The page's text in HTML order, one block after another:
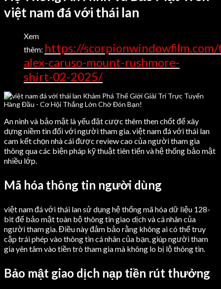
việt nam đá với thái lan
Xem
thêm: https://
alex-caruso-mount-rushmore-
shirt-02-2025/
An ninh và bảo mật là yếu đặt cược thêm then chốt để xây
dựng niềm tin đối với người tham gia. việt nam đá với thái lan
cam kết chọn nhà cái được review cao của người tham gia
thông qua các biện pháp kỹ thuật tiên tiến và hệ thống bảo mật
nhiều lớp.
Mã hóa thông tin người dùng
việt nam đá với thái lan sử dụng hệ thống mã hóa dữ liệu 128-
bit để bảo mật toàn bộ thông tin giao dịch và cá nhân của
người tham gia. Điều này đảm bảo rằng không ai có thể truy
cập trái phép vào thông tin cá nhân của bạn, giúp người tham
gia yên tâm vào tiền trò tham gia mà không lo bị lộ thông tin.
Bảo mật giao dịch nạp tiền rút thưởng